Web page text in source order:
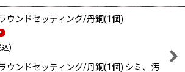
ウンドセッティング/丹銅(1個)
込)
ウンドセッティング/丹銅(1個) シミ、汚